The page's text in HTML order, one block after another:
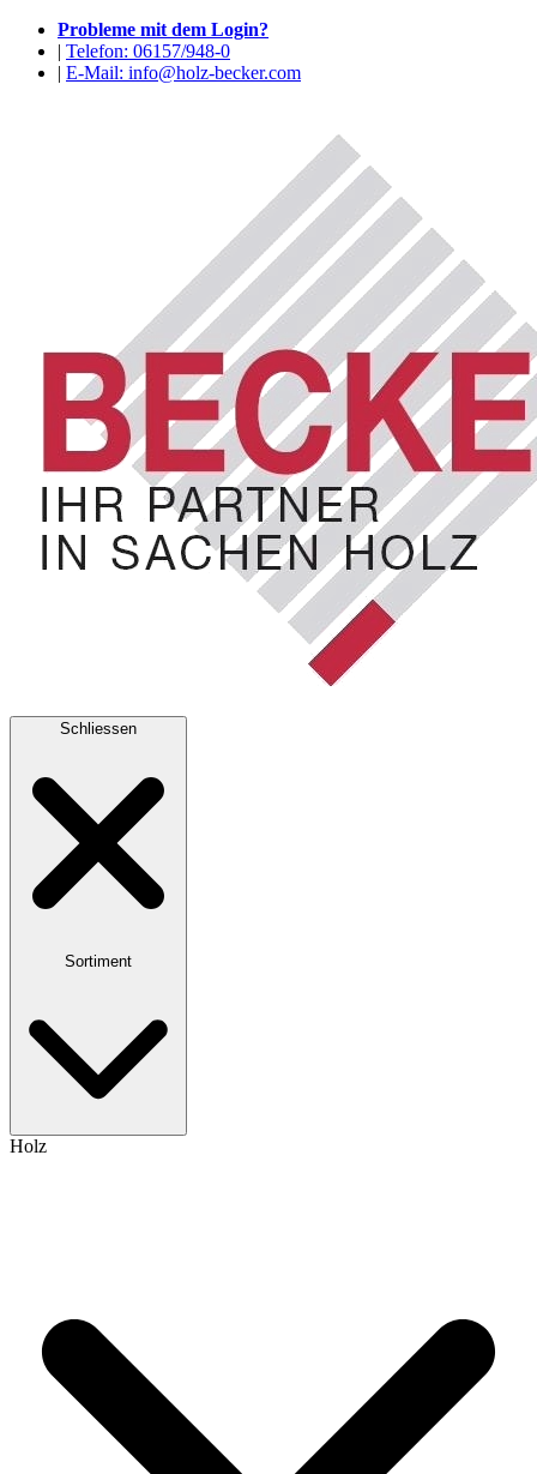
Probleme mit dem Login?
| Telefon: 06157/948-0
| E-Mail: info@holz-becker.com
Schliessen
Sortiment
Holz